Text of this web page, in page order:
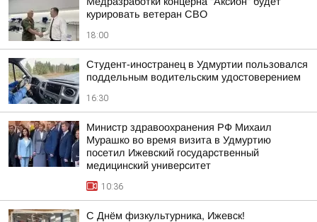
курировать ветеран СВО
18:00
Студент-иностранец в Удмуртии пользовался
поддельным водительским удостоверением
16:30
Министр здравоохранения РФ Михаил
Мурашко во время визита в Удмуртию
посетил Ижевский государственный
медицинский университет
10:36
С Днём физкультурника, Ижевск!